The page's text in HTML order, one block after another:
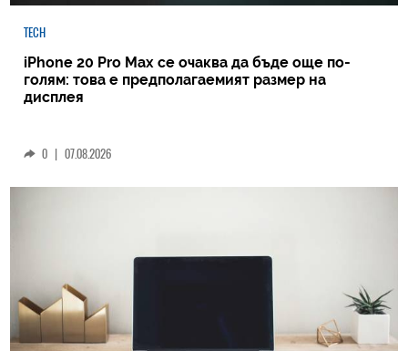
TECH
iPhone 20 Pro Max се очаква да бъде още по-
голям: това е предполагаемият размер на
дисплея
0 | 07.08.2026